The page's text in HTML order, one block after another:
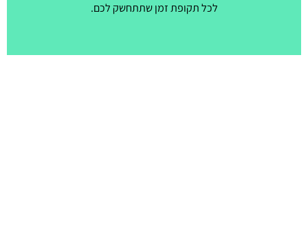
לכל תקופת זמן שתתחשק לכם.